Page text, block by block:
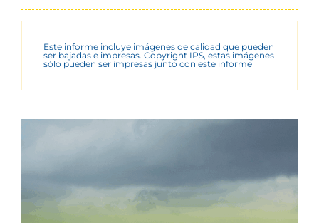
Este informe incluye imágenes de calidad que pueden
ser bajadas e impresas. Copyright IPS, estas imágenes
sólo pueden ser impresas junto con este informe